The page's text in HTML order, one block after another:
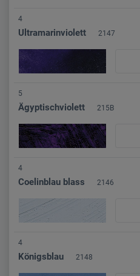
4
Ultramarinviolett 2147
5
Ägyptischviolett 215B
4
Coelinblau blass 2146
4
Königsblau 2148